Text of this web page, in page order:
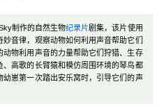
制作的自然生物纪录片剧集，该片使用
音律，观察动物如何利用声音帮助它们
物利用声音的力量帮助它们狩猎、生存
高歌的长臂猿和模仿周围环境的琴鸟都
崽第一次踏出安乐窝时，引导它们的声